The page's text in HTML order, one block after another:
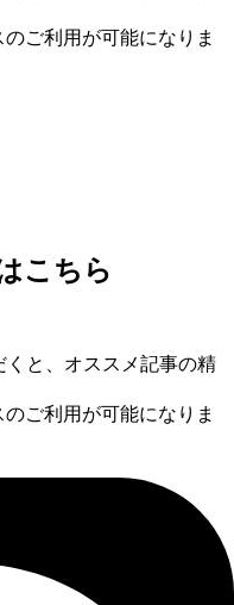
ご利用が可能になりま
こちら
と、オススメ記事の精
ご利用が可能になりま